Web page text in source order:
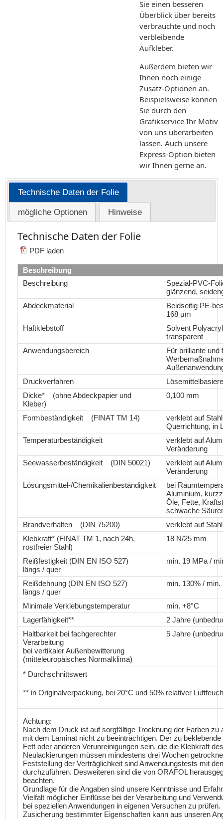
Sie einen besseren
Überblick über bereits
verbrauchte und noch
verbleibende
Aufkleber.
Außerdem bieten wir
Ihnen noch einige
Zusatz-Optionen an.
Beispielsweise können
Sie durch den
Grafikservice Ihr Motiv
von uns überarbeiten
lassen. Auch unsere
Express-Option bieten
wir Ihnen gerne an.
Technische Daten der Folie
mögliche Optionen Hinweise
Technische Daten der Folie
PDF laden
Beschreibung
Beschreibung
Spezial-PVC-
glänzend,
Abdeckmaterial
Beidseitig PE-
168 μm
Haftklebstoff
Solvent
transparent
Anwendungsbereich
Für brilliante und
Druckverfahren
Dicke* (ohne Abdeckpapier und
Kleber)
0,100 mm
Formbeständigkeit (FINAT TM 14)
verklebt auf
Querrichtung, in
Temperaturbeständigkeit
verklebt auf
Veränderung
Seewasserbeständigkeit (DIN 50021)
verklebt auf
Veränderung
Lösungsmittel-/Chemikalienbeständigkeit
bei
Aluminium,
Öle, Fette,
schwache
Brandverhalten (DIN 75200)
verklebt auf
Klebkraft* (FINAT TM 1, nach 24h,
rostfreier Stahl)
18 N/25 mm
Reißfestigkeit (DIN EN ISO 527)
längs / quer
min. 19 MPa /
Reißdehnung (DIN EN ISO 527)
längs / quer
min. 130% / min.
Minimale Verklebungstemperatur
min. +8°C
Lagerfähigkeit**
2 Jahre
Haltbarkeit bei fachgerechter
Verarbeitung
bei vertikaler Außenbewitterung
(mitteleuropäisches Normalklima)
5 Jahre
* Durchschnittswert
** in Originalverpackung, bei 20°C und 50% relativer
Achtung:
Nach dem Druck ist auf sorgfältige Trocknung der Farben zu
mit dem Laminat nicht zu beeinträchtigen. Der zu
Fett oder anderen Verunreinigungen sein, die die Klebkraft
Neulackierungen müssen mindestens drei Wochen
Feststellung der Verträglichkeit sind Anwendungstests mit
durchzuführen. Desweiteren sind die von ORAFOL
beachten.
Grundlage für die Angaben sind unsere Kenntnisse und
Vielfalt möglicher Einflüsse bei der Verarbeitung und
bei speziellen Anwendungen in eigenen Versuchen zu
Zusicherung bestimmter Eigenschaften kann aus unseren